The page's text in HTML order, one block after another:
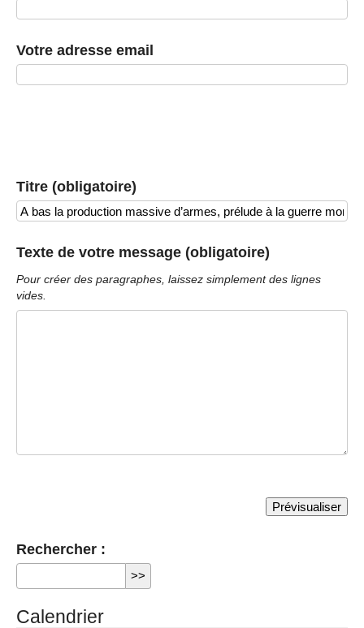
Votre adresse email
Titre (obligatoire)
Texte de votre message (obligatoire)
Pour créer des paragraphes, laissez simplement des lignes
vides.
Rechercher :
Calendrier